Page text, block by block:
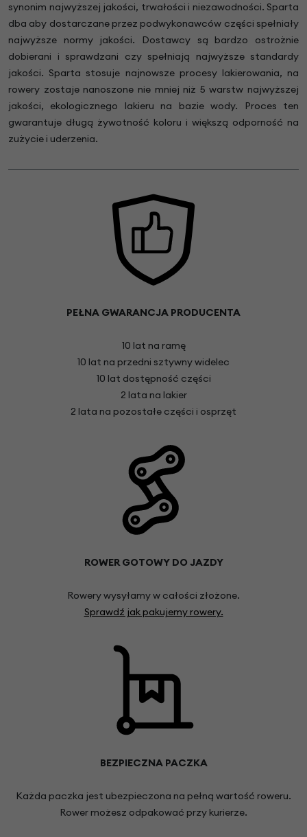
synonim najwyższej jakości, trwałości i niezawodności. Sparta
dba aby dostarczane przez podwykonawców części spełniały
najwyższe normy jakości. Dostawcy są bardzo ostrożnie
dobierani i sprawdzani czy spełniają najwyższe standardy
jakości. Sparta stosuje najnowsze procesy lakierowania, na
rowery zostaje nanoszone nie mniej niż 5 warstw najwyższej
jakości, ekologicznego lakieru na bazie wody. Proces ten
gwarantuje długą żywotność koloru i większą odporność na
zużycie i uderzenia.
PEŁNA GWARANCJA PRODUCENTA
10 lat na ramę
10 lat na przedni sztywny widelec
10 lat dostępność części
2 lata na lakier
2 lata na pozostałe części i osprzęt
ROWER GOTOWY DO JAZDY
Rowery wysyłamy w całości złożone.
Sprawdź jak pakujemy rowery.
BEZPIECZNA PACZKA
Każda paczka jest ubezpieczona na pełną wartość roweru.
Rower możesz odpakować przy kurierze.